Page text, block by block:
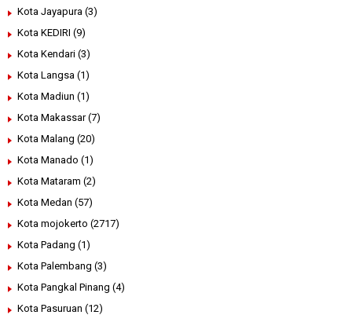
Kota Jayapura (3)
Kota KEDIRI (9)
Kota Kendari (3)
Kota Langsa (1)
Kota Madiun (1)
Kota Makassar (7)
Kota Malang (20)
Kota Manado (1)
Kota Mataram (2)
Kota Medan (57)
Kota mojokerto (2717)
Kota Padang (1)
Kota Palembang (3)
Kota Pangkal Pinang (4)
Kota Pasuruan (12)